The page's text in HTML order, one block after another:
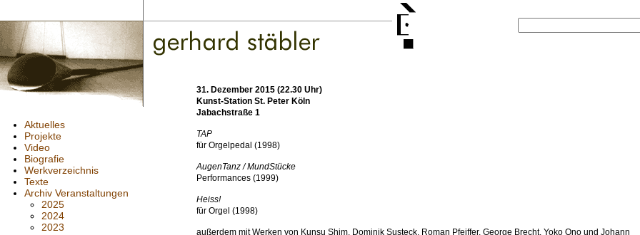
Aktuelles
Projekte
Video
Biografie
Werkverzeichnis
Texte
Archiv Veranstaltungen
2025
2024
2023
31. Dezember 2015 (22.30 Uhr)
Kunst-Station St. Peter Köln
Jabachstraße 1
TAP
für Orgelpedal (1998)
AugenTanz / MundStücke
Performances (1999)
Heiss!
für Orgel (1998)
außerdem mit Werken von Kunsu Shim, Dominik Susteck, Roman Pfeiffer, George Brecht, Yoko Ono und Johann